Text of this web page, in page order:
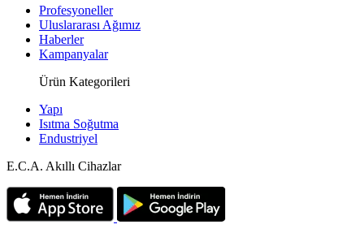
Profesyoneller
Uluslararası Ağımız
Haberler
Kampanyalar
Ürün Kategorileri
Yapı
Isıtma Soğutma
Endustriyel
E.C.A. Akıllı Cihazlar